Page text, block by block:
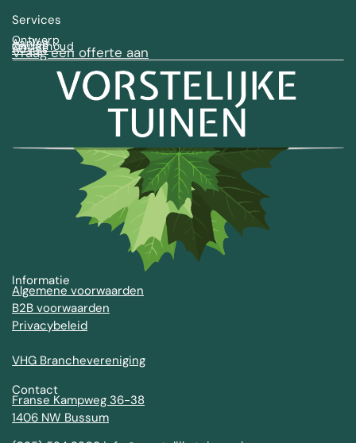
Services
Ontwerp
Aanleg
Onderhoud
Advies
Vraag een offerte aan
Informatie
Algemene voorwaarden
B2B voorwaarden
Privacybeleid
VHG Branchevereniging
Contact
Franse Kampweg 36-38
1406 NW Bussum